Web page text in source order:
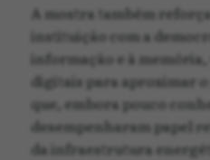
A mostra também
instituição com a
informação e à
digitais para aproximar
que, embora pouco
desempenharam papel
da infraestrutura